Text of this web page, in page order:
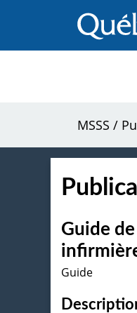
au
contenu
MSSS /
Guide
Guide